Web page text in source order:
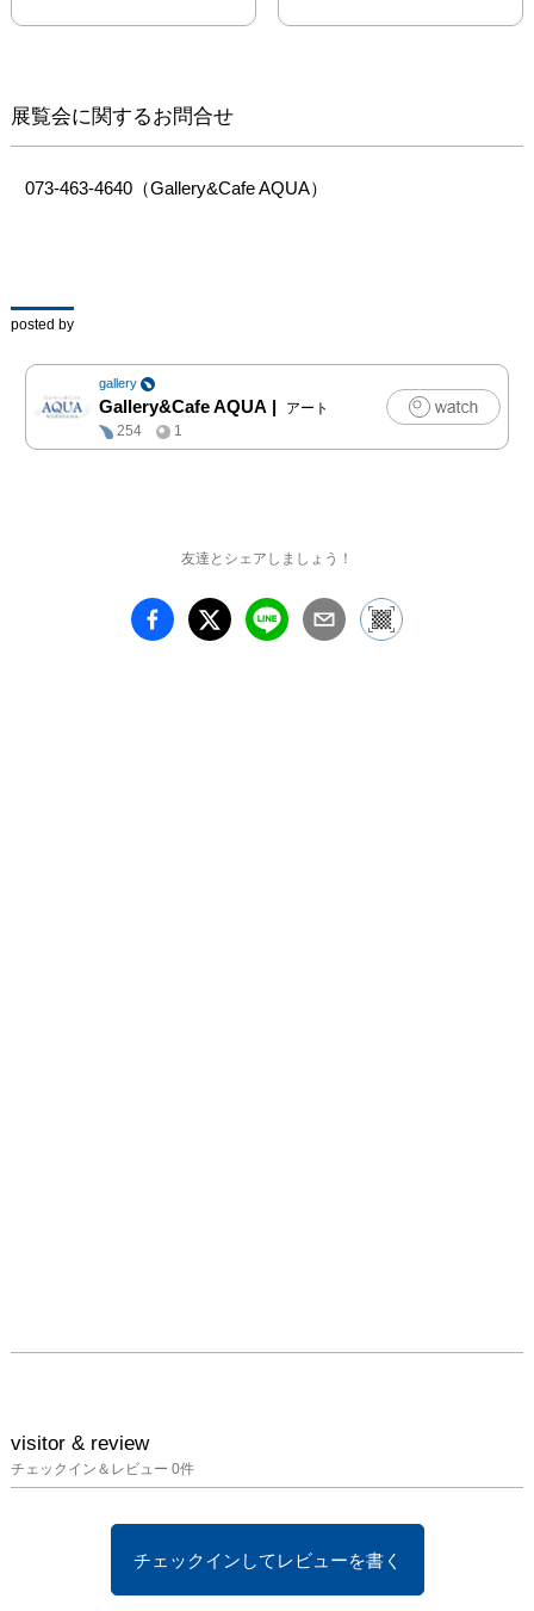
視覚的な情報が削がれる
り、想像しながら、作品
と、ゆっくりと対話して
豊かさを感じてもらえる
セロテープで作品を作っ
ています。子供のとき、
意味も考えずに夢中で楽
しくやっていたセロテー
プ遊びが、今では毎日悩
んでうまくいかず、作業
抜け殻みたいにボーっと
に、時間はあると勘違い
して気づくと後悔しなが
豊かになりすぎた現代、
私たちは自然の恵みに生
かされていることを忘れ
がちになっていますが、
物であり、人もまた、生
命体の一部だと思いま
展覧会に関するお問合せ
073-463-4640（Gallery&Cafe AQUA）
posted by
gallery
Gallery&Cafe AQUA |
アート
254
1
友達とシェアしましょう！
visitor & review
チェックイン＆レビュー 0件
チェックインしてレビューを書く